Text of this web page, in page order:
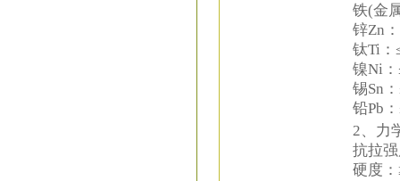
铁(金
锌Zn
钛Ti：
镍Ni
锡Sn
铅Pb
2、力
抗拉
硬度